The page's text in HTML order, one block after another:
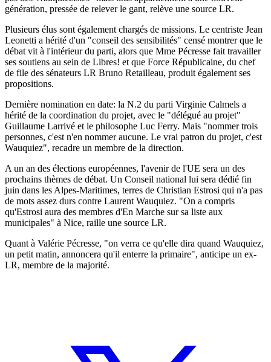
génération, pressée de relever le gant, relève une source LR.
Plusieurs élus sont également chargés de missions. Le centriste Jean
Leonetti a hérité d'un "conseil des sensibilités" censé montrer que le
débat vit à l'intérieur du parti, alors que Mme Pécresse fait travailler
ses soutiens au sein de Libres! et que Force Républicaine, du chef
de file des sénateurs LR Bruno Retailleau, produit également ses
propositions.
Dernière nomination en date: la N.2 du parti Virginie Calmels a
hérité de la coordination du projet, avec le "délégué au projet"
Guillaume Larrivé et le philosophe Luc Ferry. Mais "nommer trois
personnes, c'est n'en nommer aucune. Le vrai patron du projet, c'est
Wauquiez", recadre un membre de la direction.
A un an des élections européennes, l'avenir de l'UE sera un des
prochains thèmes de débat. Un Conseil national lui sera dédié fin
juin dans les Alpes-Maritimes, terres de Christian Estrosi qui n'a pas
de mots assez durs contre Laurent Wauquiez. "On a compris
qu'Estrosi aura des membres d'En Marche sur sa liste aux
municipales" à Nice, raille une source LR.
Quant à Valérie Pécresse, "on verra ce qu'elle dira quand Wauquiez,
un petit matin, annoncera qu'il enterre la primaire", anticipe un ex-
LR, membre de la majorité.